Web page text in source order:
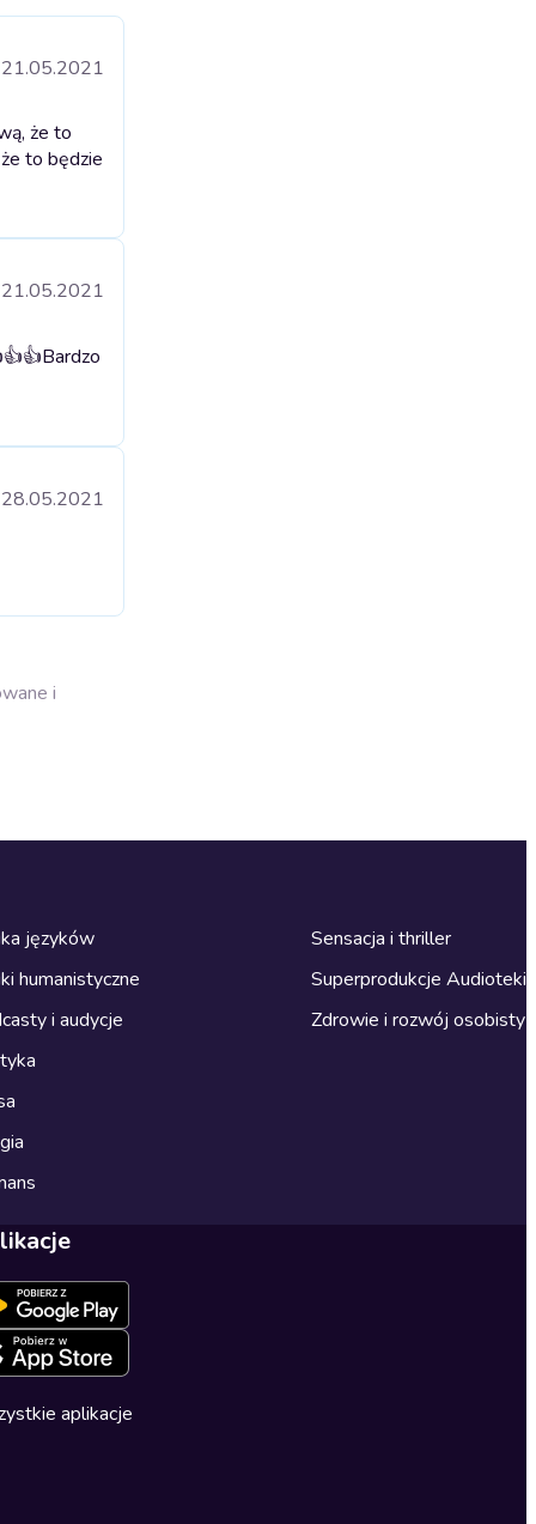
21.05.2021
że to
to będzie
21.05.2021
Bardzo
28.05.2021
i
języków
humanistyczne
i audycje
Sensacja i thriller
Superprodukcje Audioteki
Zdrowie i rozwój osobisty
aplikacje